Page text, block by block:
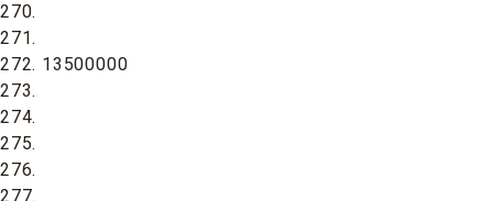
270.
271.
272. 13500000
273.
274.
275.
276.
277.